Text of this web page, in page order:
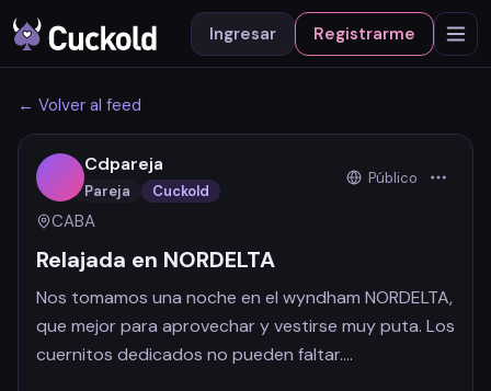
Ingresar Registrarme
← Volver al feed
Cdpareja
Pareja Cuckold
Público
CABA
Relajada en NORDELTA
Nos tomamos una noche en el wyndham NORDELTA,
que mejor para aprovechar y vestirse muy puta. Los
cuernitos dedicados no pueden faltar….